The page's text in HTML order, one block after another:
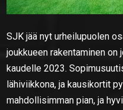
SJK jää nyt urheilupuolen
joukkueen rakentaminen
kaudelle 2023.
lähiviikkona, ja kausikortit
mahdollisimman pian, ja